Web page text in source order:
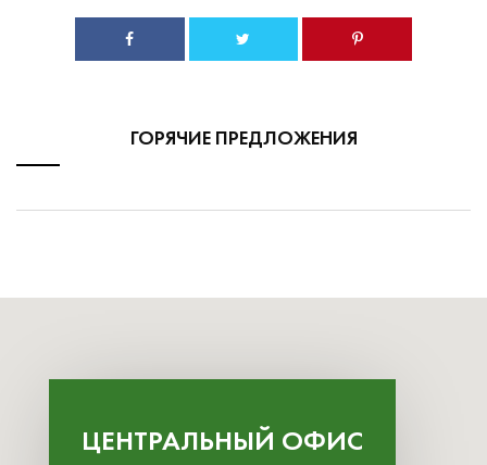
ГОРЯЧИЕ ПРЕДЛОЖЕНИЯ
ЦЕНТРАЛЬНЫЙ ОФИС